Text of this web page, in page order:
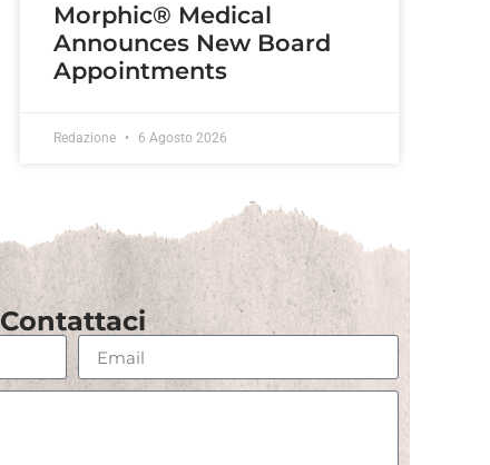
Morphic® Medical
Announces New Board
Appointments
Redazione 6 Agosto 2026
Contattaci